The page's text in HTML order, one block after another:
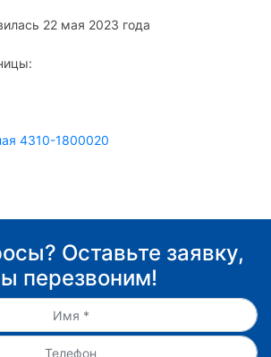
22 мая 2023 года
4310-1800020
Оставьте заявку,
перезвоним!